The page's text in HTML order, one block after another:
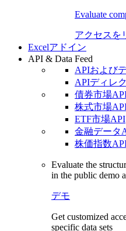
Evaluate
アクセスを
Excelアドイン
API & Data Feed
APIおよび
APIディレ
債券市場
株式市場
ETF市場API
金融データ
株価指数
Evaluate the
in the public demo
デモ
Get customized
specific data sets